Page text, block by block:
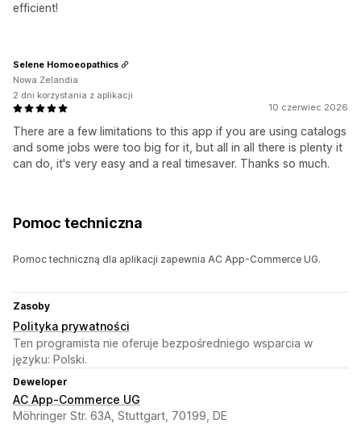
efficient!
10 czerwiec 2026
There are a few limitations to this app if you are using catalogs
and some jobs were too big for it, but all in all there is plenty it
can do, it's very easy and a real timesaver. Thanks so much.
Selene Homoeopathics
Nowa Zelandia
2 dni korzystania z aplikacji
Pomoc techniczna
Pomoc techniczną dla aplikacji zapewnia AC App-Commerce UG.
Zasoby
Polityka prywatności
Ten programista nie oferuje bezpośredniego wsparcia w
języku: Polski.
Deweloper
AC App-Commerce UG
Möhringer Str. 63A, Stuttgart, 70199, DE